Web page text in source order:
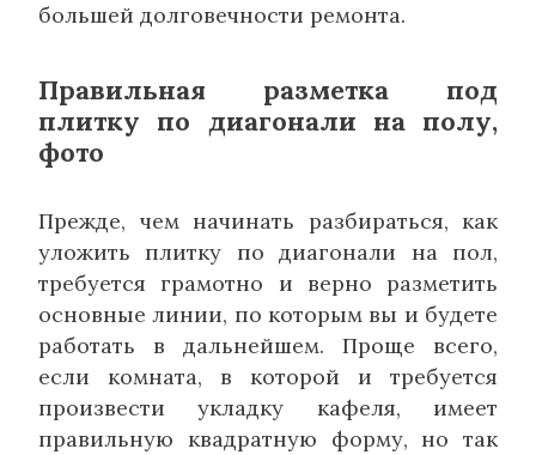
большей долговечности ремонта.
Правильная разметка под
плитку по диагонали на полу,
фото
Прежде, чем начинать разбираться, как
уложить плитку по диагонали на пол,
требуется грамотно и верно разметить
основные линии, по которым вы и будете
работать в дальнейшем. Проще всего,
если комната, в которой и требуется
произвести укладку кафеля, имеет
правильную квадратную форму, но так